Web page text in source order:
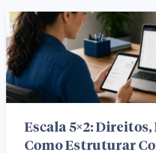
Escala 5×2: Direitos,
Como Estruturar